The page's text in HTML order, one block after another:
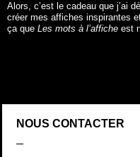
Alors, c’est le cadeau que j’ai
créer mes affiches inspirantes
ça que Les mots à l’affiche est
NOUS CONTACTER